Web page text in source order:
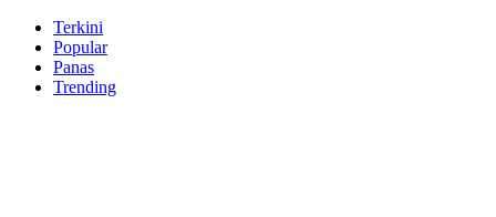
Terkini
Popular
Panas
Trending